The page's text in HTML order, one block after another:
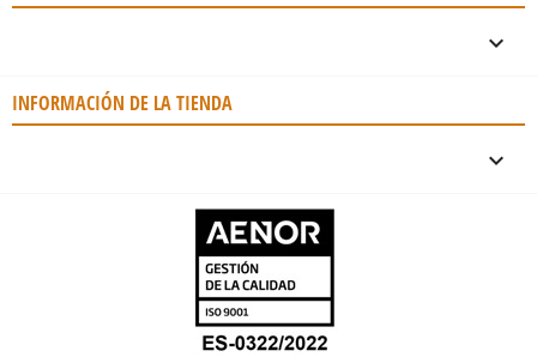

INFORMACIÓN DE LA TIENDA
keyboard_arrow_down